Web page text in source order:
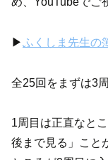
▶︎ふくしま先生の
全25回をまずは3
1周目は正直なと
後まで見る」こと